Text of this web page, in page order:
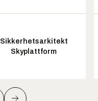
Sikkerhetsarkitekt
Skyplattform